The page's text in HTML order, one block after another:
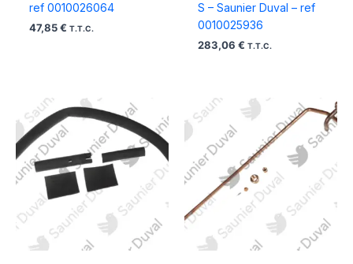
ref 0010026064
47,85 € T.T.C.
S – Saunier Duval – ref
0010025936
283,06 € T.T.C.